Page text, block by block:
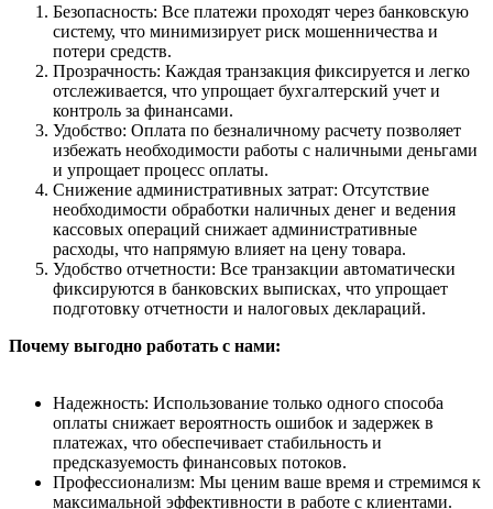
Безопасность: Все платежи проходят через банковскую
систему, что минимизирует риск мошенничества и
потери средств.
Прозрачность: Каждая транзакция фиксируется и легко
отслеживается, что упрощает бухгалтерский учет и
контроль за финансами.
Удобство: Оплата по безналичному расчету позволяет
избежать необходимости работы с наличными деньгами
и упрощает процесс оплаты.
Снижение административных затрат: Отсутствие
необходимости обработки наличных денег и ведения
кассовых операций снижает административные
расходы, что напрямую влияет на цену товара.
Удобство отчетности: Все транзакции автоматически
фиксируются в банковских выписках, что упрощает
подготовку отчетности и налоговых деклараций.
Почему выгодно работать с нами:
Надежность: Использование только одного способа
оплаты снижает вероятность ошибок и задержек в
платежах, что обеспечивает стабильность и
предсказуемость финансовых потоков.
Профессионализм: Мы ценим ваше время и стремимся к
максимальной эффективности в работе с клиентами.